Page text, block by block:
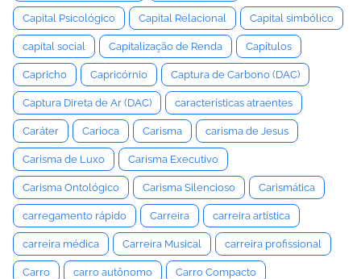
Capital Psicológico Capital Relacional Capital simbólico
capital social Capitalização de Renda Capítulos
Capricho Capricórnio Captura de Carbono (DAC)
Captura Direta de Ar (DAC) características atraentes
Caráter Carioca Carisma carisma de Jesus
Carisma de Luxo Carisma Executivo
Carisma Ontológico Carisma Silencioso Carismática
carregamento rápido Carreira carreira artística
carreira médica Carreira Musical carreira profissional
Carro carro autônomo Carro Compacto